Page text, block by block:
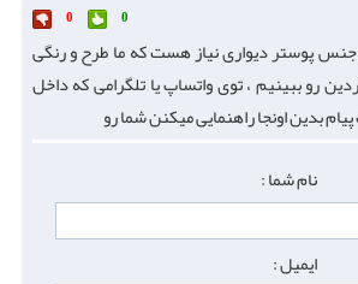
0
0
جنس پوستر دیواری نیاز هست که ما طرح و رنگی
رو ببینیم ، توی واتساپ یا تلگرامی که داخل
بدین اونجا راهنمایی میکنن شما رو
نام شما :
ایمیل :